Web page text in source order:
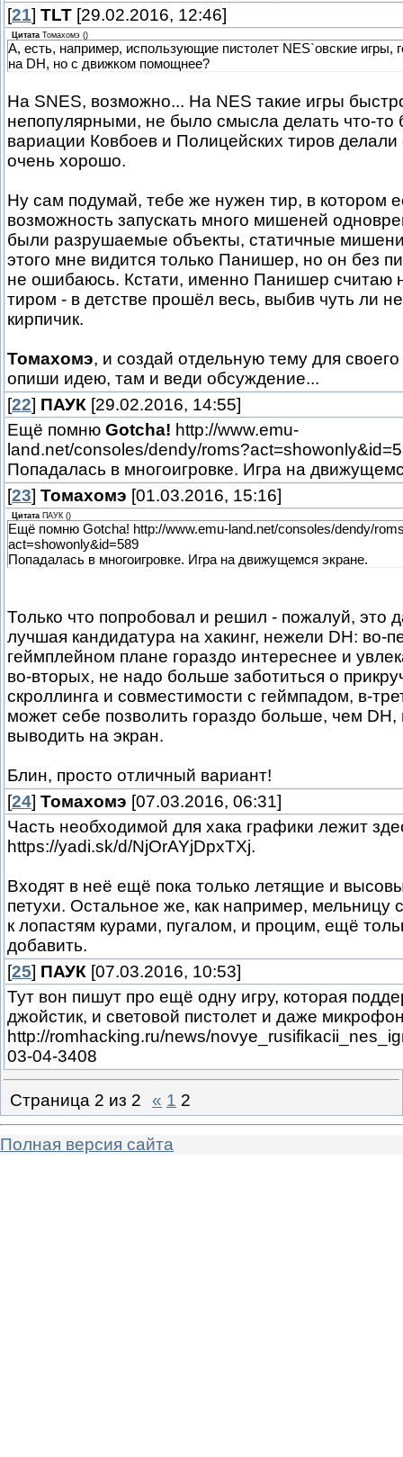
[21] TLT [29.02.2016, 12:46]
Цитата Томахомэ ()
А, есть, например, использующие пистолет NES`овские игры,
на DH, но с движком помощнее?
На SNES, возможно... На NES такие игры
непопулярными, не было смысла делать что-то
вариации Ковбоев и Полицейских тиров
очень хорошо.
Ну сам подумай, тебе же нужен тир, в котором
возможность запускать много мишеней
были разрушаемые объекты, статичные
этого мне видится только Панишер, но он без
не ошибаюсь. Кстати, именно Панишер считаю
тиром - в детстве прошёл весь, выбив чуть ли
кирпичик.
Томахомэ, и создай отдельную тему для своего
опиши идею, там и веди обсуждение...
[22] ПАУК [29.02.2016, 14:55]
Ещё помню Gotcha! http://www.emu-
land.net/consoles/dendy/
Попадалась в многоигровке. Игра на
[23] Томахомэ [01.03.2016, 15:16]
Цитата ПАУК ()
Ещё помню Gotcha! http://www.emu-land.net/consoles/dendy/
act=showonly&id=589
Попадалась в многоигровке. Игра на движущемся экране.
Только что попробовал и решил - пожалуй, это
лучшая кандидатура на хакинг, нежели DH: во-
геймплейном плане гораздо интереснее и
во-вторых, не надо больше заботиться о
скроллинга и совместимости с геймпадом, в-
может себе позволить гораздо больше, чем DH,
выводить на экран.
Блин, просто отличный вариант!
[24] Томахомэ [07.03.2016, 06:31]
Часть необходимой для хака графики лежит
https://yadi.sk/d/NjOrAYjDpxTXj.
Входят в неё ещё пока только летящие и
петухи. Остальное же, как например, мельницу
к лопастям курами, пугалом, и процим, ещё
добавить.
[25] ПАУК [07.03.2016, 10:53]
Тут вон пишут про ещё одну игру, которая
джойстик, и световой пистолет и даже
http://romhacking.ru/news/
03-04-3408
Страница 2 из 2 « 1 2
Полная версия сайта